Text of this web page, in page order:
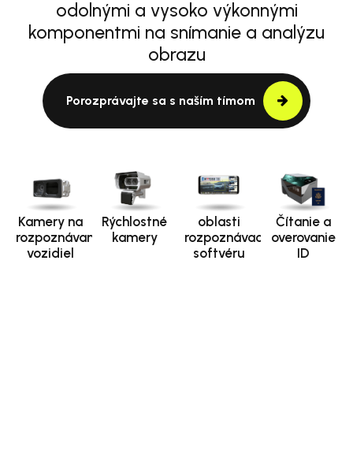
odolnými a vysoko výkonnými
komponentmi na snímanie a analýzu
obrazu
Porozprávajte sa s naším tímom
Kamery na
rozpoznávanie
vozidiel
Rýchlostné
kamery
oblasti
rozpoznávacieho
softvéru
Čítanie a
overovanie
ID